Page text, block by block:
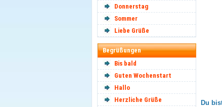
Donnerstag
Sommer
Liebe Grüße
Begrüßungen
Bis bald
Guten Wochenstart
Hallo
Herzliche Grüße
Du